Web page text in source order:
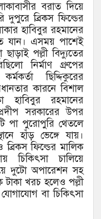
বরাত দিয়ে
দুপুরে ব্রিকস ফিল্ডের
হাবিবুর রহমানের
যান। এসময় পাশেই
ছাড়াই পল্লী বিদ্যুতের
নির্মাণ গ্রুপের
ছিদ্দিকুরের
কারনে বিশাল
হাবিবুর রহমানের
সরকারের উপর
পা পুরোপুরি থেতলে
হাঁড় ভেঙ্গে যায়।
ফিল্ডের মালিক
চিকিৎসা চালিয়ে
দুটো অপারেশন সহ
টাকা খরচ হলেও পল্লী
বা চিকিৎসা